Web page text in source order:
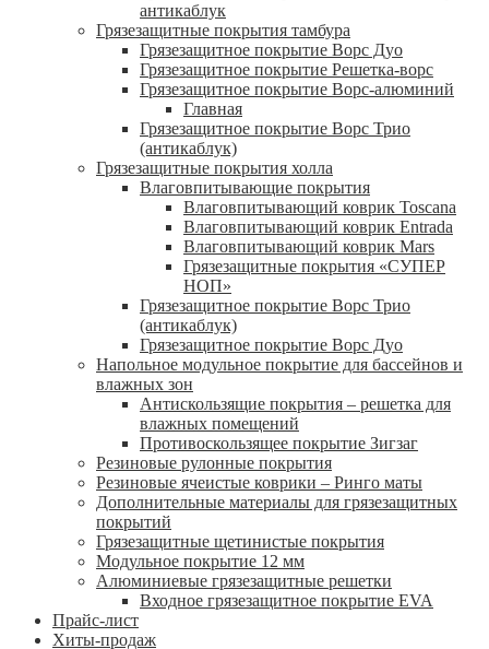
антикаблук
Грязезащитные покрытия тамбура
Грязезащитное покрытие Ворс Дуо
Грязезащитное покрытие Решетка-ворс
Грязезащитное покрытие Ворс-алюминий
Главная
Грязезащитное покрытие Ворс Трио
(антикаблук)
Грязезащитные покрытия холла
Влаговпитывающие покрытия
Влаговпитывающий коврик Toscana
Влаговпитывающий коврик Entrada
Влаговпитывающий коврик Mars
Грязезащитные покрытия «СУПЕР
НОП»
Грязезащитное покрытие Ворс Трио
(антикаблук)
Грязезащитное покрытие Ворс Дуо
Напольное модульное покрытие для бассейнов и
влажных зон
Антискользящие покрытия – решетка для
влажных помещений
Противоскользящее покрытие Зигзаг
Резиновые рулонные покрытия
Резиновые ячеистые коврики – Ринго маты
Дополнительные материалы для грязезащитных
покрытий
Грязезащитные щетинистые покрытия
Модульное покрытие 12 мм
Алюминиевые грязезащитные решетки
Входное грязезащитное покрытие EVA
Прайс-лист
Хиты-продаж